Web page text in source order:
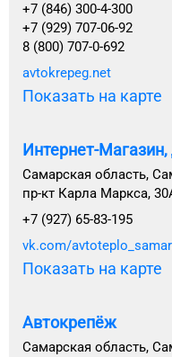
+7 (846) 300-4-300
+7 (929) 707-06-92
8 (800) 707-0-692
avtokrepeg.net
Показать на карте
Интернет-Магазин,
Самарская область,
пр-кт Карла Маркса,
+7 (927) 65-83-195
vk.com/
Показать на карте
Автокрепёж
Самарская область,